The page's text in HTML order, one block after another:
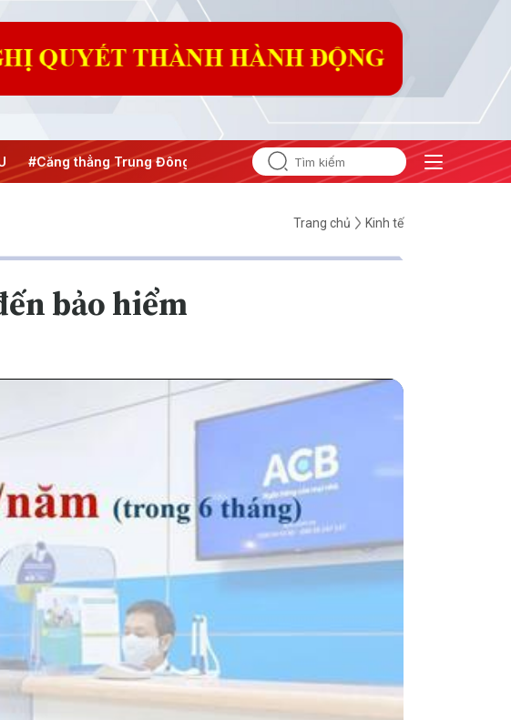
thẳng Trung Đông #An ninh năng lượng #Bảo vệ nền tảng tư tưởng
Trang chủ Kinh tế
bảo hiểm